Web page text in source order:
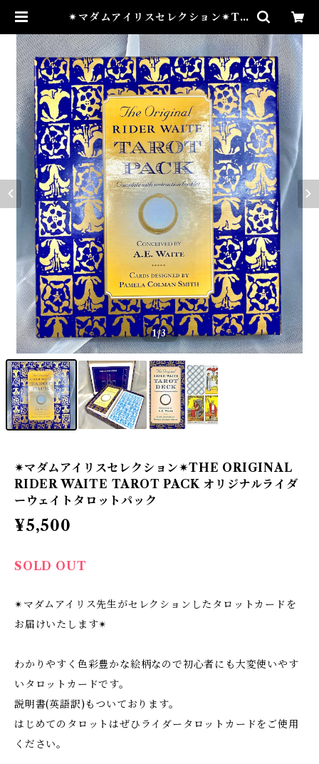
✴︎マダムアイリスセレクション✴︎TH
TAROT PACK オリジナルライダ
ーウェイトタロットパック | Airies
Mystical アイリスミスティカル
マダムアイリスの風水・本格白魔術
1/3
✴︎マダムアイリスセレクション✴︎THE ORIGINAL
RIDER WAITE TAROT PACK オリジナルライダ
ーウェイトタロットパック
¥5,500
SOLD OUT
✴︎マダムアイリス先生がセレクションしたタロットカードを
お届けいたします✴︎
わかりやすく色彩豊かな絵柄なので初心者にも大変使いやす
いタロットカードです。
説明書(英語訳)もついております。
はじめてのタロットはぜひライダータロットカードをご使用
ください。